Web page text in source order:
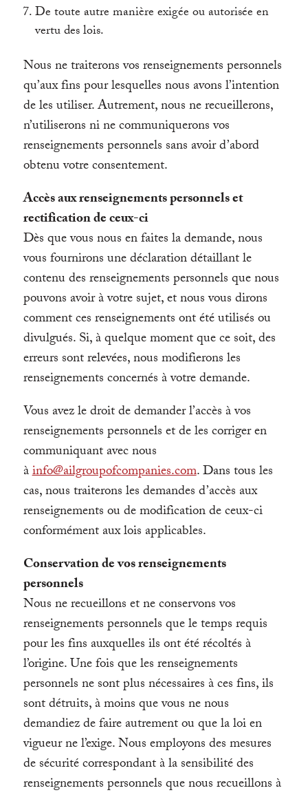
De toute autre manière exigée ou autorisée en
vertu des lois.
Nous ne traiterons vos renseignements personnels
qu’aux fins pour lesquelles nous avons l’intention
de les utiliser. Autrement, nous ne recueillerons,
n’utiliserons ni ne communiquerons vos
renseignements personnels sans avoir d’abord
obtenu votre consentement.
Accès aux renseignements personnels et
rectification de ceux-ci
Dès que vous nous en faites la demande, nous
vous fournirons une déclaration détaillant le
contenu des renseignements personnels que nous
pouvons avoir à votre sujet, et nous vous dirons
comment ces renseignements ont été utilisés ou
divulgués. Si, à quelque moment que ce soit, des
erreurs sont relevées, nous modifierons les
renseignements concernés à votre demande.
Vous avez le droit de demander l’accès à vos
renseignements personnels et de les corriger en
communiquant avec nous
àinfo@ailgroupofcompanies.com. Dans tous les
cas, nous traiterons les demandes d’accès aux
renseignements ou de modification de ceux-ci
conformément aux lois applicables.
Conservation de vos renseignements
personnels
Nous ne recueillons et ne conservons vos
renseignements personnels que le temps requis
pour les fins auxquelles ils ont été récoltés à
l’origine. Une fois que les renseignements
personnels ne sont plus nécessaires à ces fins, ils
sont détruits, à moins que vous ne nous
demandiez de faire autrement ou que la loi en
vigueur ne l’exige. Nous employons des mesures
de sécurité correspondant à la sensibilité des
renseignements personnels que nous recueillons à